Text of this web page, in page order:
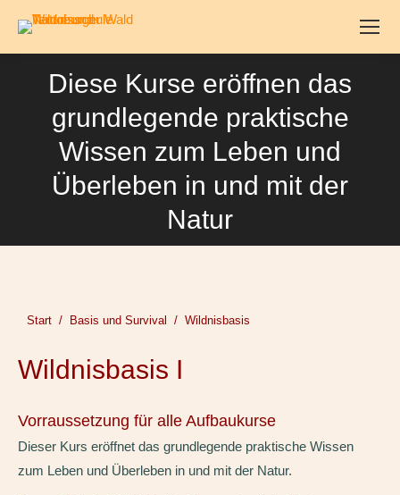
Diese Kurse eröffnen das
grundlegende praktische
Wissen zum Leben und
Überleben in und mit der
Natur
Sie befinden sich hier:
Start Basis und Survival Wildnisbasis
Wildnisbasis I
Vorraussetzung für alle Aufbaukurse
Dieser Kurs eröffnet das grundlegende praktische Wissen
zum Leben und Überleben in und mit der Natur.